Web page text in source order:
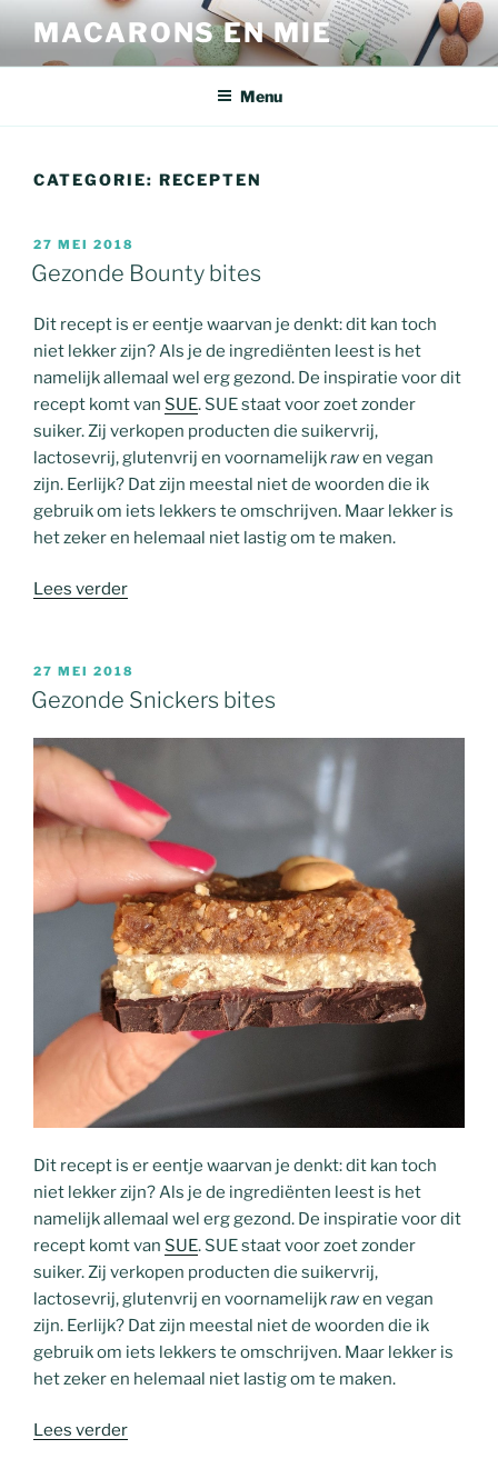
de
MACARONS EN MIE
Menu
CATEGORIE: RECEPTEN
GEPLAATST
OP
27 MEI 2018
Gezonde Bounty bites
Dit recept is er eentje waarvan je denkt: dit kan toch
niet lekker zijn? Als je de ingrediënten leest is het
namelijk allemaal wel erg gezond. De inspiratie voor dit
recept komt van SUE. SUE staat voor zoet zonder
suiker. Zij verkopen producten die suikervrij,
lactosevrij, glutenvrij en voornamelijkrawen vegan
zijn. Eerlijk? Dat zijn meestal niet de woorden die ik
gebruik om iets lekkers te omschrijven. Maar lekker is
het zeker en helemaal niet lastig om te maken.
Lees verder“Gezonde
GEPLAATST
OP
27 MEI 2018
Gezonde Snickers bites
Dit recept is er eentje waarvan je denkt: dit kan toch
niet lekker zijn? Als je de ingrediënten leest is het
namelijk allemaal wel erg gezond. De inspiratie voor dit
recept komt van SUE. SUE staat voor zoet zonder
suiker. Zij verkopen producten die suikervrij,
lactosevrij, glutenvrij en voornamelijkrawen vegan
zijn. Eerlijk? Dat zijn meestal niet de woorden die ik
gebruik om iets lekkers te omschrijven. Maar lekker is
het zeker en helemaal niet lastig om te maken.
Lees verder“Gezonde